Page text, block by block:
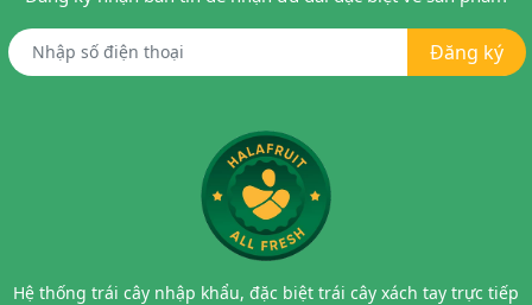
Đăng ký
Hệ thống trái cây nhập khẩu, đặc biệt trái cây xách tay trực tiếp